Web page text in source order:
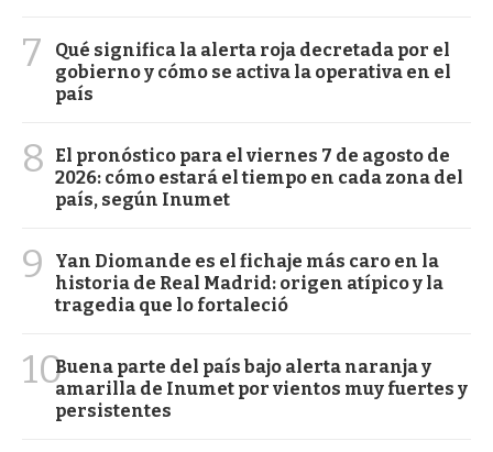
7
Qué significa la alerta roja decretada por el
gobierno y cómo se activa la operativa en el
país
8
El pronóstico para el viernes 7 de agosto de
2026: cómo estará el tiempo en cada zona del
país, según Inumet
9
Yan Diomande es el fichaje más caro en la
historia de Real Madrid: origen atípico y la
tragedia que lo fortaleció
10Buena parte del país bajo alerta naranja y
amarilla de Inumet por vientos muy fuertes y
persistentes